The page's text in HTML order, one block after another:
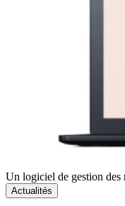
Un logiciel de gestion des
Actualités